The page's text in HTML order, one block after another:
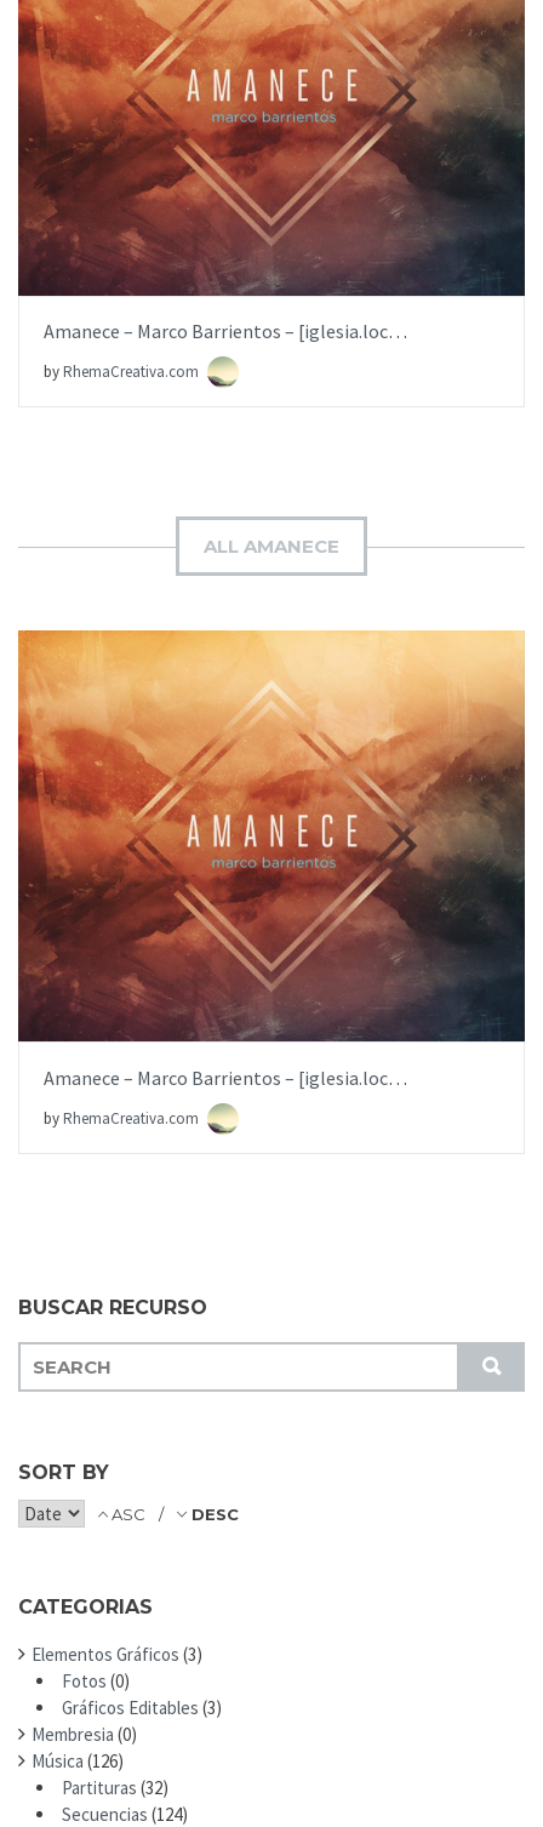
AÑADIR AL PEDIDO
ITEM PRICE:$19.99
Amanece – Marco Barrientos – [iglesia.local]
byRhemaCreativa.com
ALL AMANECE
AÑADIR AL PEDIDO
ITEM PRICE:$19.99
Amanece – Marco Barrientos – [iglesia.local]
byRhemaCreativa.com
BUSCAR RECURSO
S
U
C
H
F
:
SORT BY
ASC DESC
CATEGORIAS
Elementos Gráficos (3)
Fotos (0)
Gráficos Editables (3)
Membresia (0)
Música (126)
Partituras (32)
Secuencias (124)